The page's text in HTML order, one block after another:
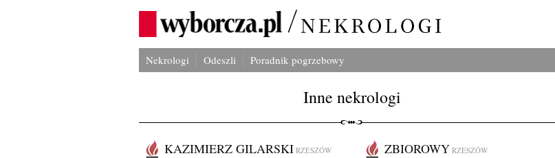
Nekrologi Odeszli Poradnik pogrzebowy
Inne nekrologi
KAZIMIERZ GILARSKI RZESZÓW ZBIOROWY RZESZÓW